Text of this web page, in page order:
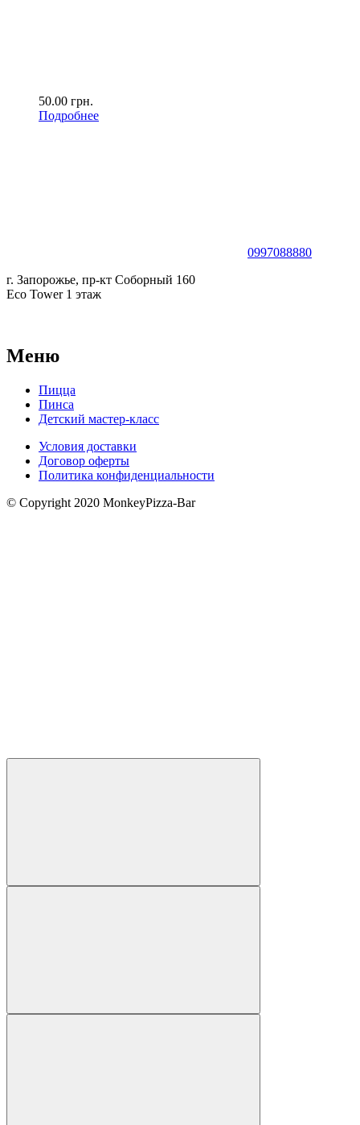
50.00 грн.
Подробнее
0997088880
г. Запорожье, пр-кт Соборный 160
Eco Tower 1 этаж
Меню
Пицца
Пинса
Детский мастер-класс
Условия доставки
Договор оферты
Политика конфиденциальности
© Copyright 2020 MonkeyPizza-Bar